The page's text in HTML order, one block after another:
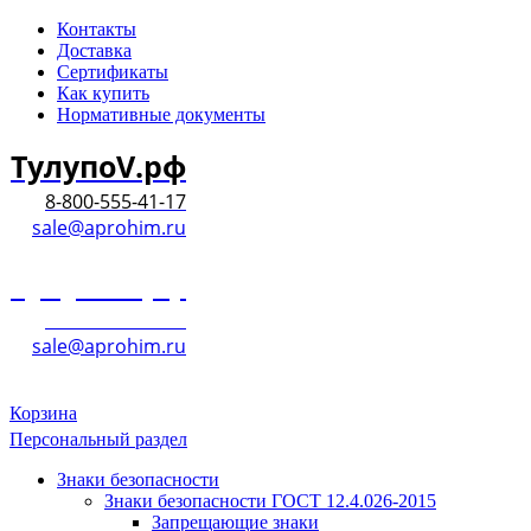
Контакты
Доставка
Сертификаты
Как купить
Нормативные документы
ТулупоV.рф
8-800-555-41-17
sale@aprohim.ru
sale@aprohim.ru
Корзина
Персональный раздел
Знаки безопасности
Знаки безопасности ГОСТ 12.4.026-2015
Запрещающие знаки